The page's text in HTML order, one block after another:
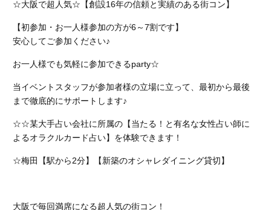
☆大阪で超人気☆【創設16年の信頼と実績のある街コン】
【初参加・お一人様参加の方が6～7割です】
安心してご参加ください♪
お一人様でも気軽に参加できるparty☆
当イベントスタッフが参加者様の立場に立って、最初から最後
まで徹底的にサポートします♪
☆☆某大手占い会社に所属の【当たる！と有名な女性占い師に
よるオラクルカード占い】を体験できます！
☆梅田【駅から2分】【新築のオシャレダイニング貸切】
大阪で毎回満席になる超人気の街コン！